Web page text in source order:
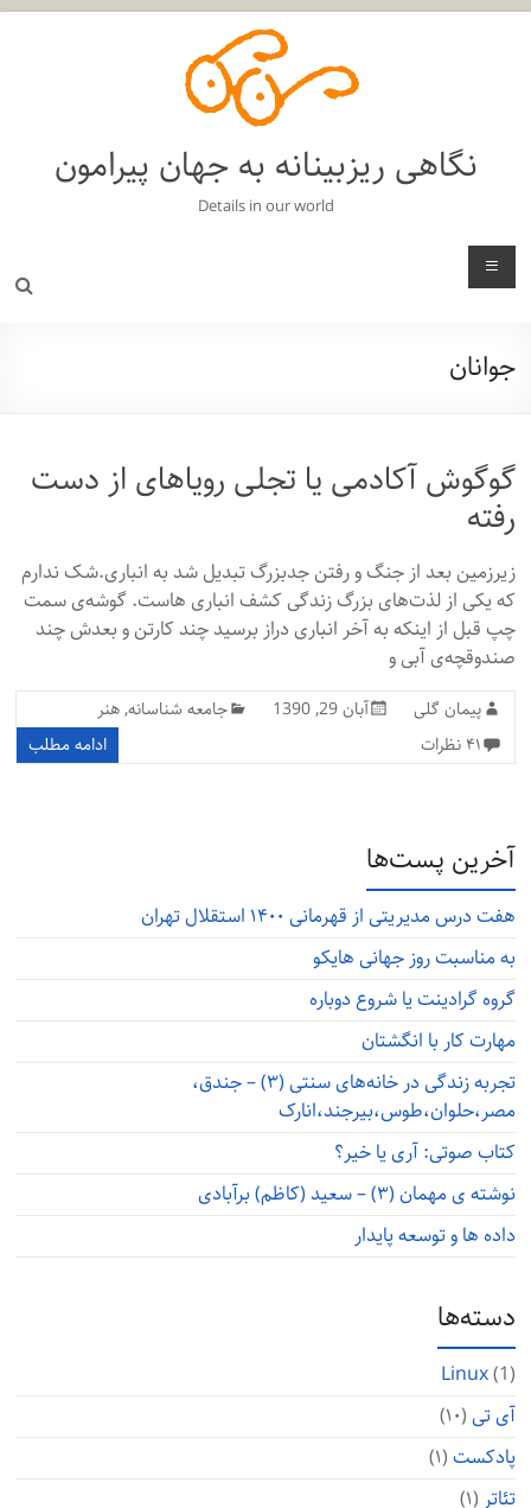
نگاهی ریزبینانه به جهان پیرامون
Details in our world
منو
جوانان
گوگوش آکادمی یا تجلی رویاهای از دست
رفته
زیرزمین بعد از جنگ و رفتن جدبزرگ تبدیل شد به انباری.شک ندارم
که یکی از لذت‌های بزرگ زندگی کشف انباری هاست. گوشه‌ی سمت
چپ قبل از اینکه به آخر انباری دراز برسید چند کارتن و بعدش چند
صندوقچه‌ی آبی و
پیمان گلی آبان 29, 1390 جامعه شناسانه,هنر
۴۱ نظرات
ادامه مطلب
آخرین پست‌ها
هفت درس مدیریتی از قهرمانی ۱۴۰۰ استقلال تهران
به مناسبت روز جهانی هایکو
گروه گرادینت یا شروع دوباره
مهارت کار با انگشتان
تجربه زندگی در خانه‌های سنتی (۳) – جندق،
مصر،حلوان،طوس،بیرجند،انارک
کتاب صوتی: آری یا خیر؟
نوشته ی مهمان (۳) – سعید (کاظم) برآبادی
داده ها و توسعه پایدار
دسته‌ها
Linux(1)
آی تی(۱۰)
پادکست(۱)
تئاتر (۱)